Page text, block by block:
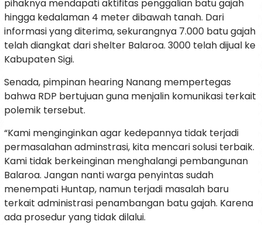
pihaknya mendapati aktifitas penggalian batu gajah
hingga kedalaman 4 meter dibawah tanah. Dari
informasi yang diterima, sekurangnya 7.000 batu gajah
telah diangkat dari shelter Balaroa. 3000 telah dijual ke
Kabupaten Sigi.
Senada, pimpinan hearing Nanang mempertegas
bahwa RDP bertujuan guna menjalin komunikasi terkait
polemik tersebut.
“Kami menginginkan agar kedepannya tidak terjadi
permasalahan adminstrasi, kita mencari solusi terbaik.
Kami tidak berkeinginan menghalangi pembangunan
Balaroa. Jangan nanti warga penyintas sudah
menempati Huntap, namun terjadi masalah baru
terkait administrasi penambangan batu gajah. Karena
ada prosedur yang tidak dilalui.